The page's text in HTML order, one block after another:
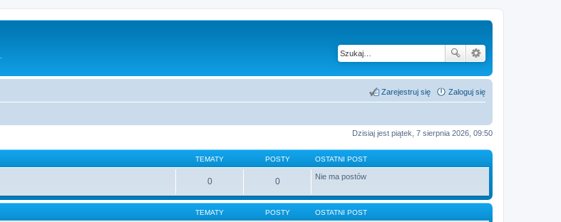
Zaloguj się
Zarejestruj się
Dzisiaj jest piątek, 7 sierpnia 2026, 09:50
TEMATY POSTY OSTATNI POST
0 0 Nie ma postów
TEMATY POSTY OSTATNI POST